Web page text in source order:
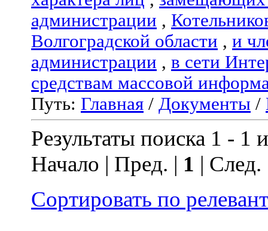
администрации ,
Волгоградской области , и
администрации , в сети
средствам массовой
Путь: Главная / Документы /
Результаты поиска 1 - 1
Начало | Пред. | 1 |
Сортировать по